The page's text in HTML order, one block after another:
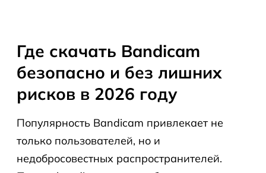
Где скачать Bandicam
безопасно и без лишних
рисков в 2026 году
Популярность Bandicam привлекает не
только пользователей, но и
недобросовестных распространителей.